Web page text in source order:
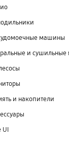
машины
и
и накопители
UI